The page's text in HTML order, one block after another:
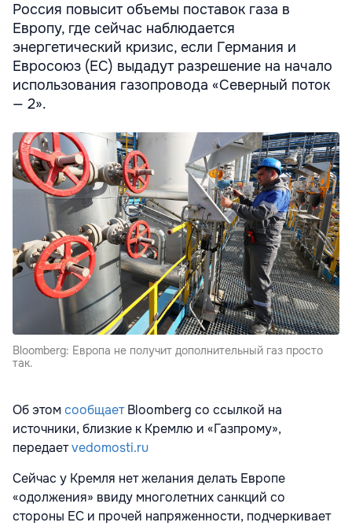
Россия повысит объемы поставок газа в
Европу, где сейчас наблюдается
энергетический кризис, если Германия и
Евросоюз (ЕС) выдадут разрешение на начало
использования газопровода «Северный поток
— 2».
Bloomberg: Европа не получит дополнительный газ просто
так.
Об этомсообщает Bloomberg со ссылкой на
источники, близкие к Кремлю и «Газпрому»,
передаетvedomosti.ru
Сейчас у Кремля нет желания делать Европе
«одолжения» ввиду многолетних санкций со
стороны ЕС и прочей напряженности, подчеркивает